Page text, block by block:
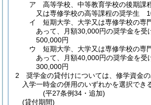
ア
高等学校、中等教育学校の後期課
又は専修学校の高等課程の奨学生
イ
短期大学、大学又は専修学校の専
あって、月額30,000円の奨学金を
500,000円
ウ
短期大学、大学又は専修学校の専
あって、月額40,000円の奨学金を
300,000円
2
奨学金の貸付けについては、修学資金
入学一時金の併用のいずれかを選択でき
(平27条例34・追加)
(貸付期間)